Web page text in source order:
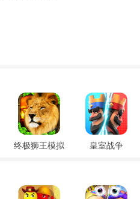
终极狮王模拟 皇室战争